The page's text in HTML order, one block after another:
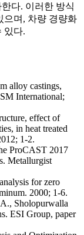
다. 이러한 방식
으며, 차량 경량화
있다.
alloy castings,
International;
effect of
in heat treated
1-2.
ProCAST 2017
Metallurgist
for zero
2000; 1-6.
Sholopurwalla
ESI Group, paper